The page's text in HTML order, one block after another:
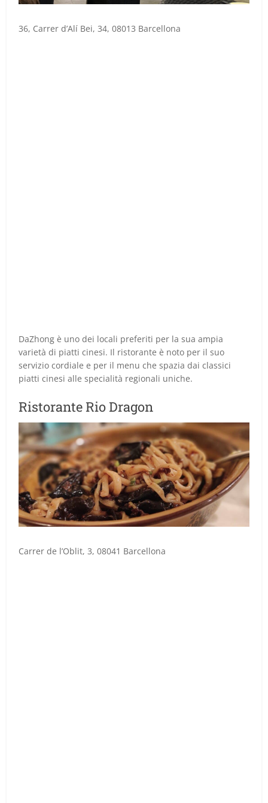
36, Carrer d’Alí Bei, 34, 08013 Barcellona
DaZhong è uno dei locali preferiti per la sua ampia
varietà di piatti cinesi. Il ristorante è noto per il suo
servizio cordiale e per il menu che spazia dai classici
piatti cinesi alle specialità regionali uniche.
Ristorante Rio Dragon
Carrer de l’Oblit, 3, 08041 Barcellona